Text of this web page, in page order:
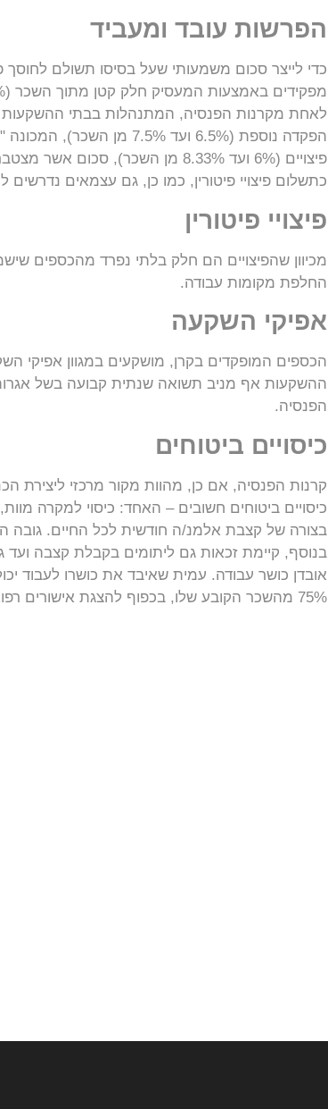
הפרשות עובד ומעביד
כדי לייצר סכום משמעותי שעל בסיסו תשולם
לאחת מקרנות הפנסיה, המתנהלות בבתי
הפקדה נוספת (6.5% ועד
פיצויים (6% ועד 8.33% מן
כתשלום פיצויי פיטורין, כמו כן, גם עצמאים
פיצויי פיטורין
מכיוון שהפיצויים הם חלק בלתי נפרד מהכספים
החלפת מקומות עבודה.
אפיקי השקעה
הכספים המופקדים בקרן, מושקעים במגוון אפיקי
ההשקעות אף מניב תשואה שנתית קבועה בשל
הפנסיה.
כיסויים ביטוחים
קרנות הפנסיה, אם כן, מהוות מקור מרכזי ליצירת
כיסויים ביטוחים חשובים – האחד: כיסוי למקרה
בצורה של קצבת אלמנ/ה חודשית לכל החיים. גובה
אובדן כושר עבודה. עמית שאיבד את כושרו לעבוד
75% מהשכר הקובע שלו, בכפוף להצגת אישורים רפואיים ולהחלטת ועדת הקרן.